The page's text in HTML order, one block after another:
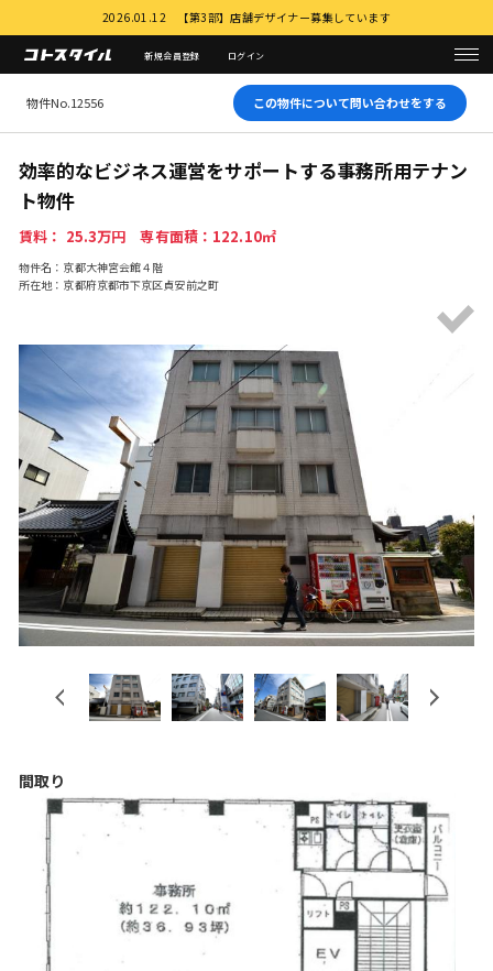
2026.01.12 【第3部】店舗デザイナー募集しています
新規会員登録 ログイン
物件No.12556 この物件について問い合わせをする
効率的なビジネス運営をサポートする事務所用テナン
ト物件
賃料： 25.3万円 専有面積：122.10㎡
物件名：京都大神宮会館４階
所在地：京都府京都市下京区貞安前之町
Previous
間取り